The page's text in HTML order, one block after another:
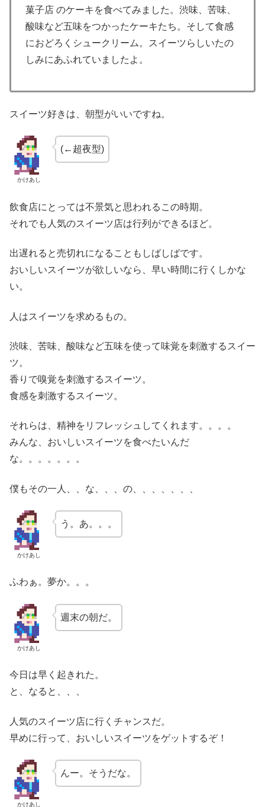
菓子店 のケーキを食べてみました。渋味、苦味、
酸味など五味をつかったケーキたち。そして食感
におどろくシュークリーム。スイーツらしいたの
しみにあふれていましたよ。
スイーツ好きは、朝型がいいですね。
かけあし
(←超夜型)
飲食店にとっては不景気と思われるこの時期。
それでも人気のスイーツ店は行列ができるほど。
出遅れると売切れになることもしばしばです。
おいしいスイーツが欲しいなら、早い時間に行くしかな
い。
人はスイーツを求めるもの。
渋味、苦味、酸味など五味を使って味覚を刺激するスイー
ツ。
香りで嗅覚を刺激するスイーツ。
食感を刺激するスイーツ。
それらは、精神をリフレッシュしてくれます。。。。
みんな、おいしいスイーツを食べたいんだ
な。。。。。。。
僕もその一人、、な、、、の、、、、、、、
かけあし
う。あ。。。
ふわぁ。夢か。。。
かけあし
週末の朝だ。
今日は早く起きれた。
と、なると、、、
人気のスイーツ店に行くチャンスだ。
早めに行って、おいしいスイーツをゲットするぞ！
かけあし
んー。そうだな。